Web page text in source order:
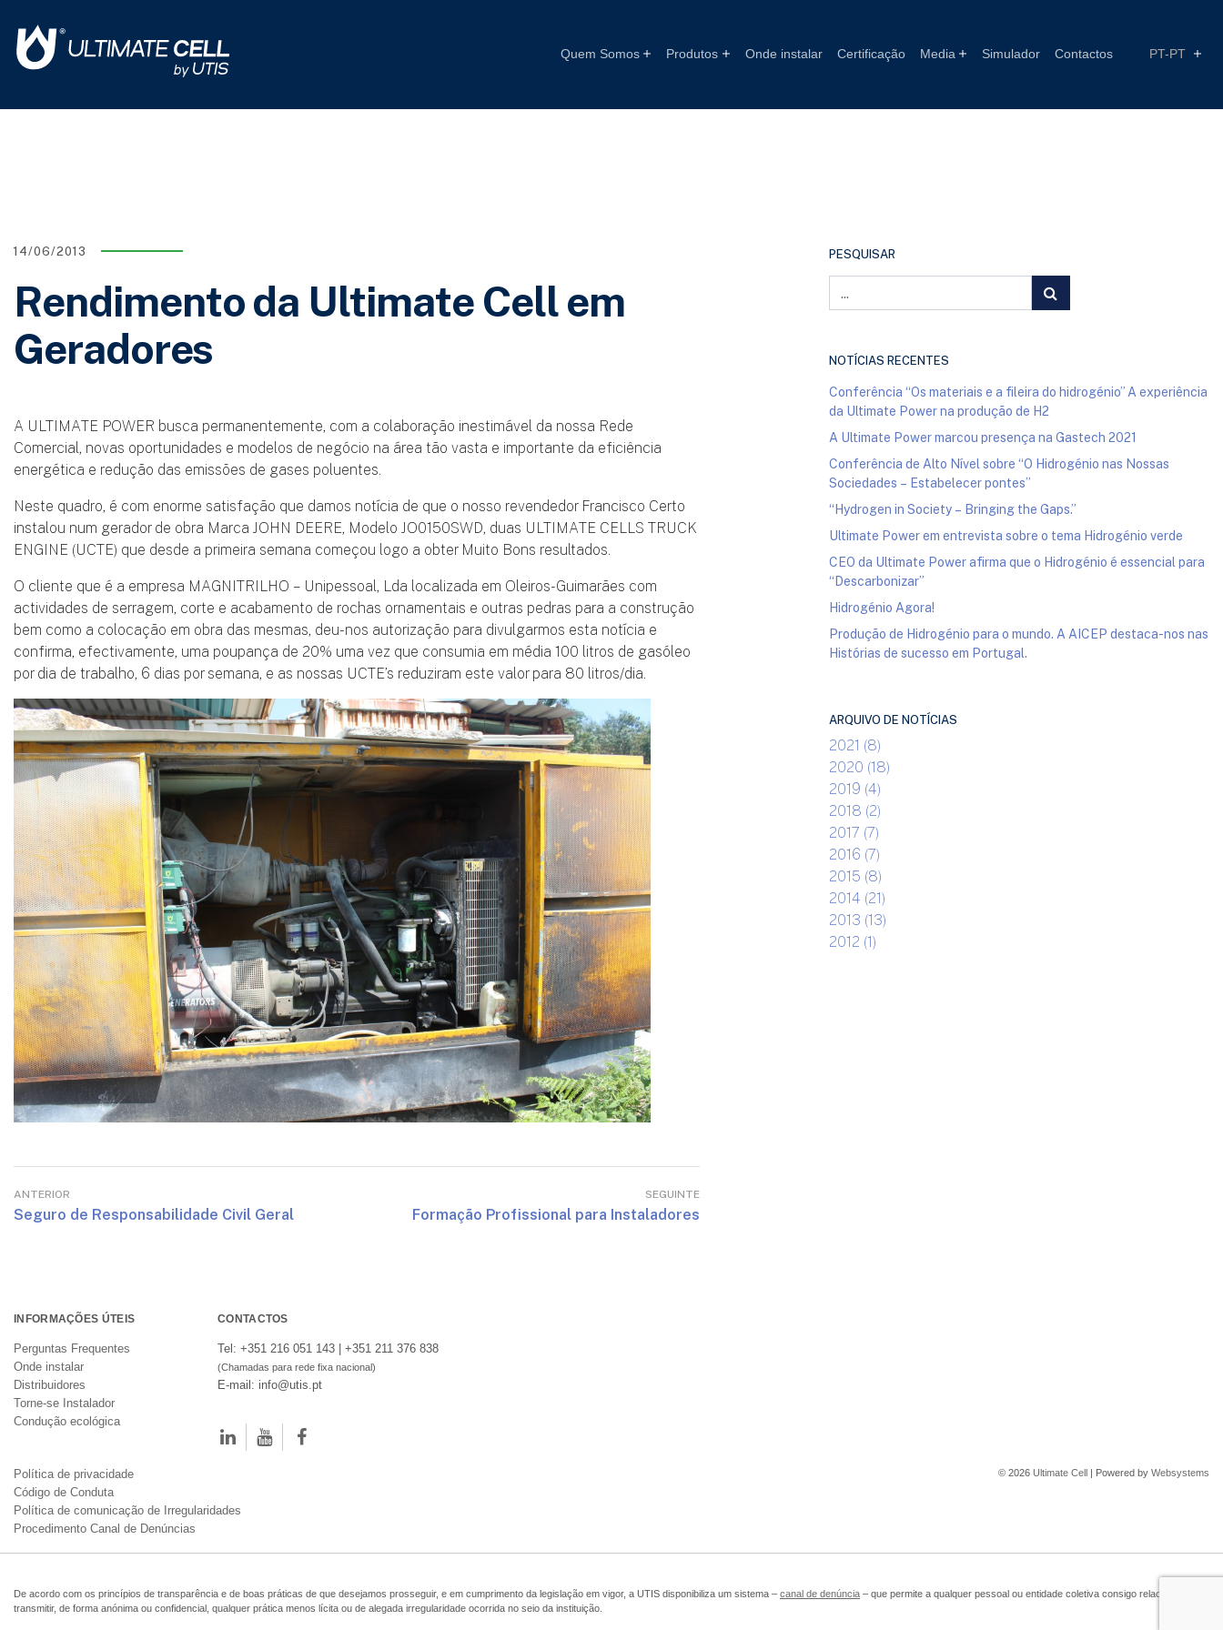
Quem Somos Produtos Onde instalar Certificação Media Simulador Contactos PT-PT
14/06/2013
Rendimento da Ultimate Cell em
Geradores
A ULTIMATE POWER busca permanentemente, com a colaboração inestimável da nossa Rede
Comercial, novas oportunidades e modelos de negócio na área tão vasta e importante da eficiência
energética e redução das emissões de gases poluentes.
Neste quadro, é com enorme satisfação que damos notícia de que o nosso revendedor Francisco Certo
instalou num gerador de obra Marca JOHN DEERE, Modelo JO0150SWD, duas ULTIMATE CELLS TRUCK
ENGINE (UCTE) que desde a primeira semana começou logo a obter Muito Bons resultados.
O cliente que é a empresa MAGNITRILHO – Unipessoal, Lda localizada em Oleiros-Guimarães com
actividades de serragem, corte e acabamento de rochas ornamentais e outras pedras para a construção
bem como a colocação em obra das mesmas, deu-nos autorização para divulgarmos esta notícia e
confirma, efectivamente, uma poupança de 20% uma vez que consumia em média 100 litros de gasóleo
por dia de trabalho, 6 dias por semana, e as nossas UCTE’s reduziram este valor para 80 litros/dia.
ANTERIOR
Seguro de Responsabilidade Civil Geral
SEGUINTE
Formação Profissional para Instaladores
PESQUISAR
NOTÍCIAS RECENTES
Conferência “Os materiais e a fileira do hidrogénio” A experiência
da Ultimate Power na produção de H2
A Ultimate Power marcou presença na Gastech 2021
Conferência de Alto Nível sobre “O Hidrogénio nas Nossas
Sociedades – Estabelecer pontes”
“Hydrogen in Society – Bringing the Gaps.”
Ultimate Power em entrevista sobre o tema Hidrogénio verde
CEO da Ultimate Power afirma que o Hidrogénio é essencial para
“Descarbonizar”
Hidrogénio Agora!
Produção de Hidrogénio para o mundo. A AICEP destaca-nos nas
Histórias de sucesso em Portugal.
ARQUIVO DE NOTÍCIAS
2021 (8)
2020 (18)
2019 (4)
2018 (2)
2017 (7)
2016 (7)
2015 (8)
2014 (21)
2013 (13)
2012 (1)
INFORMAÇÕES ÚTEIS
Perguntas Frequentes
Onde instalar
Distribuidores
Torne-se Instalador
Condução ecológica
CONTACTOS
Tel: +351 216 051 143 | +351 211 376 838
(Chamadas para rede fixa nacional)
E-mail: info@utis.pt
Política de privacidade
Código de Conduta
Política de comunicação de Irregularidades
Procedimento Canal de Denúncias
© 2026 Ultimate Cell | Powered by Websystems
De acordo com os princípios de transparência e de boas práticas de que desejamos prosseguir, e em cumprimento da legislação em vigor, a UTIS disponibiliza um sistema – canal de denúncia – que permite a qualquer pessoal ou entidade coletiva consigo relacionada
transmitir, de forma anónima ou confidencial, qualquer prática menos lícita ou de alegada irregularidade ocorrida no seio da instituição.